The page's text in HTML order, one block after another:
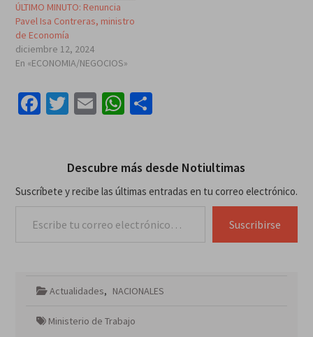
ÚLTIMO MINUTO: Renuncia
Pavel Isa Contreras, ministro
de Economía
diciembre 12, 2024
En «ECONOMIA/NEGOCIOS»
Facebook
Twitter
EmailWhatsApp
Compartir
Descubre más desde Notiultimas
Suscríbete y recibe las últimas entradas en tu correo electrónico.
Suscribirse
Actualidades, NACIONALES
Ministerio de Trabajo